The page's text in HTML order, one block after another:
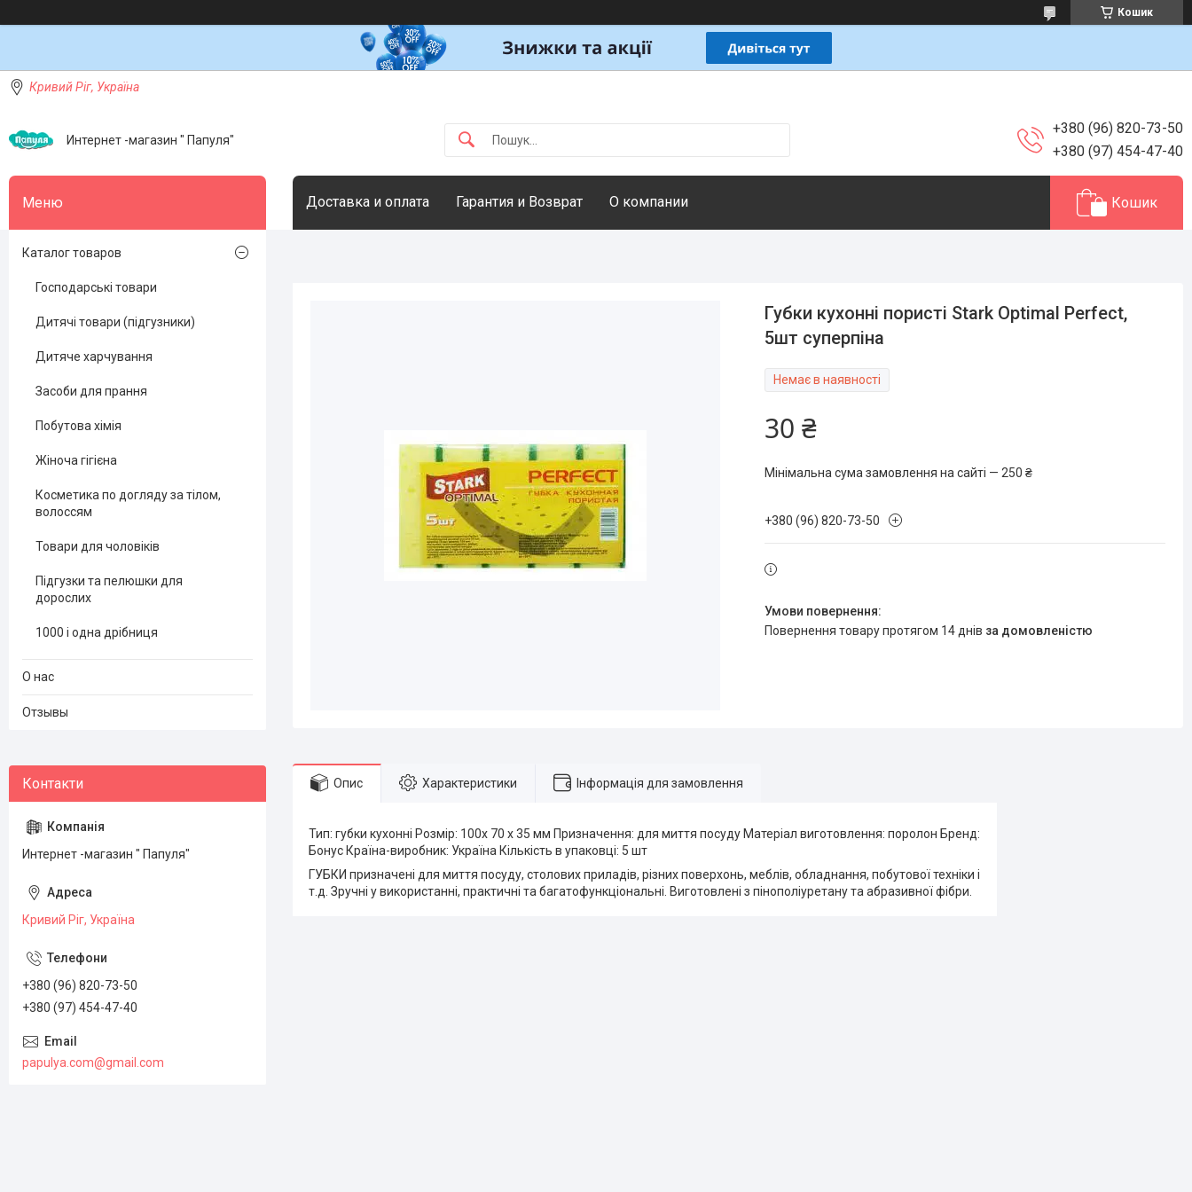
Кошик
Кривий Ріг, Україна
Интернет -магазин " Папуля"
+380 (96) 820-73-50
+380 (97) 454-47-40
Доставка и оплата Гарантия и Возврат О компании Кошик
Губки кухонні пористі Stark Optimal Perfect,
5шт суперпіна
Немає в наявності
30 ₴
Мінімальна сума замовлення на сайті — 250 ₴
+380 (96) 820-73-50
повернення товару протягом 14 днів за домовленістю
Опис Характеристики Інформація для замовлення
Тип: губки кухонні Розмір: 100х 70 х 35 мм Призначення: для миття посуду Матеріал виготовлення: поролон Бренд:
Бонус Країна-виробник: Україна Кількість в упаковці: 5 шт
ГУБКИ призначені для миття посуду, столових приладів, різних поверхонь, меблів, обладнання, побутової техніки і
т.д. Зручні у використанні, практичні та багатофункціональні. Виготовлені з пінополіуретану та абразивної фібри.
Каталог товаров
Господарські товари
Дитячі товари (підгузники)
Дитяче харчування
Засоби для прання
Побутова хімія
Жіноча гігієна
Косметика по догляду за тілом,
волоссям
Товари для чоловіків
Підгузки та пелюшки для
дорослих
1000 і одна дрібниця
О нас
Отзывы
Интернет -магазин " Папуля"
Кривий Ріг, Україна
+380 (96) 820-73-50
+380 (97) 454-47-40
papulya.com@gmail.com